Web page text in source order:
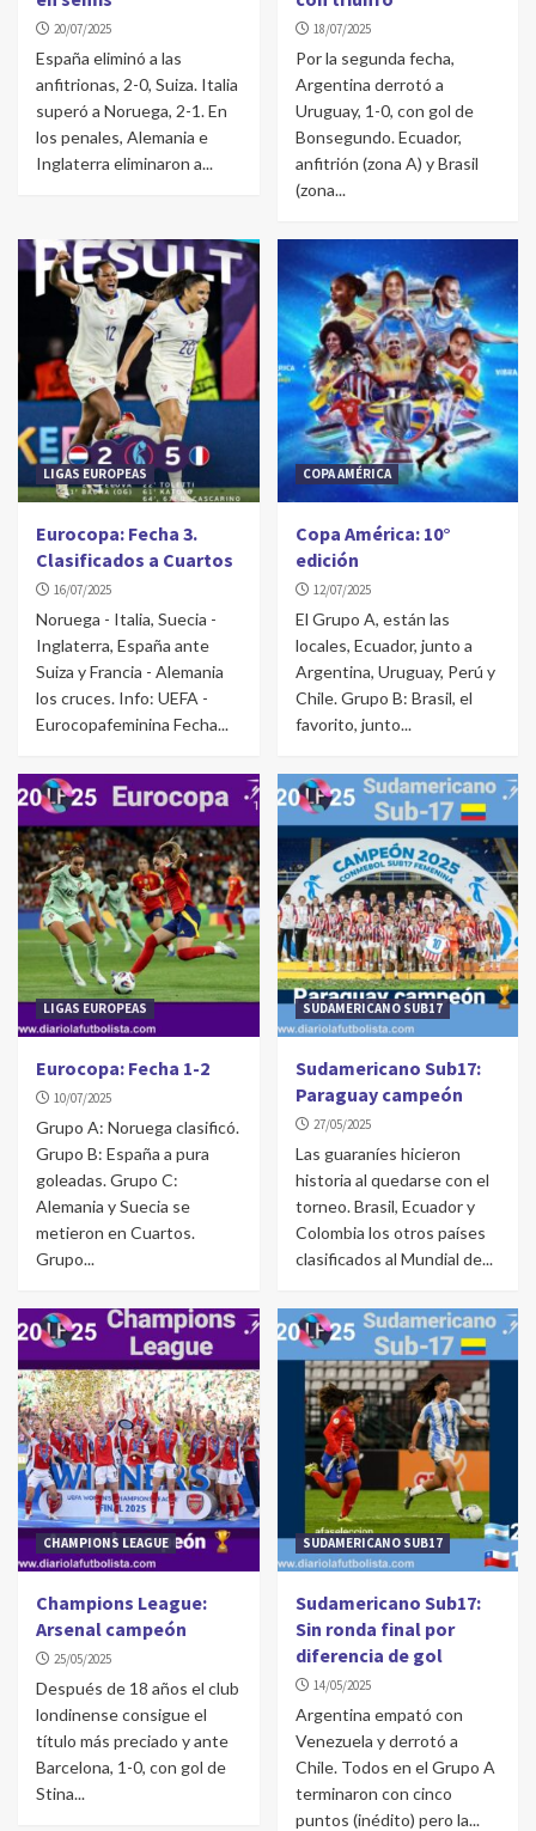
20/07/2025
España eliminó a las
anfitrionas, 2-0, Suiza. Italia
superó a Noruega, 2-1. En
los penales, Alemania e
Inglaterra eliminaron a...
18/07/2025
Por la segunda fecha,
Argentina derrotó a
Uruguay, 1-0, con gol de
Bonsegundo. Ecuador,
anfitrión (zona A) y Brasil
(zona...
LIGAS EUROPEAS
Eurocopa: Fecha 3.
Clasificados a Cuartos
16/07/2025
Noruega - Italia, Suecia -
Inglaterra, España ante
Suiza y Francia - Alemania
los cruces. Info: UEFA -
Eurocopafeminina Fecha...
COPA AMÉRICA
Copa América: 10°
edición
12/07/2025
El Grupo A, están las
locales, Ecuador, junto a
Argentina, Uruguay, Perú y
Chile. Grupo B: Brasil, el
favorito, junto...
LIGAS EUROPEAS
Eurocopa: Fecha 1-2
10/07/2025
Grupo A: Noruega clasificó.
Grupo B: España a pura
goleadas. Grupo C:
Alemania y Suecia se
metieron en Cuartos.
Grupo...
SUDAMERICANO SUB17
Sudamericano Sub17:
Paraguay campeón
27/05/2025
Las guaraníes hicieron
historia al quedarse con el
torneo. Brasil, Ecuador y
Colombia los otros países
clasificados al Mundial de...
CHAMPIONS LEAGUE
Champions League:
Arsenal campeón
25/05/2025
Después de 18 años el club
londinense consigue el
título más preciado y ante
Barcelona, 1-0, con gol de
Stina...
SUDAMERICANO SUB17
Sudamericano Sub17:
Sin ronda final por
diferencia de gol
14/05/2025
Argentina empató con
Venezuela y derrotó a
Chile. Todos en el Grupo A
terminaron con cinco
puntos (inédito) pero la...